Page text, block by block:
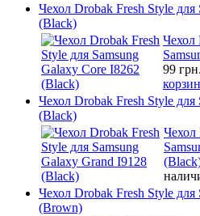
Чехол Drobak Fresh Style
(Black)
Чехол
99 грн.
Чехол Drobak Fresh Style
(Black)
Чехол
Чехол Drobak Fresh Style
(Brown)